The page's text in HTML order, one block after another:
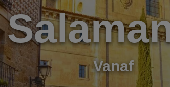
Vanaf